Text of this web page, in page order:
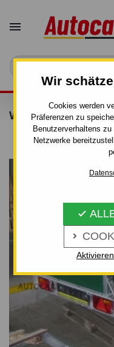
Wir
Cookies werden
Präferenzen zu
Benutzerverhaltens
Netzwerke


